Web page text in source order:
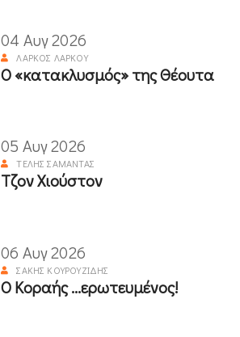
04 Αυγ 2026
ΛΆΡΚΟΣ ΛΆΡΚΟΥ
Ο «κατακλυσμός» της Θέουτα
05 Αυγ 2026
ΤΈΛΗΣ ΣΑΜΑΝΤΆΣ
Τζον Χιούστον
06 Αυγ 2026
ΣΆΚΗΣ ΚΟΥΡΟΥΖΊΔΗΣ
Ο Κοραής ...ερωτευμένος!